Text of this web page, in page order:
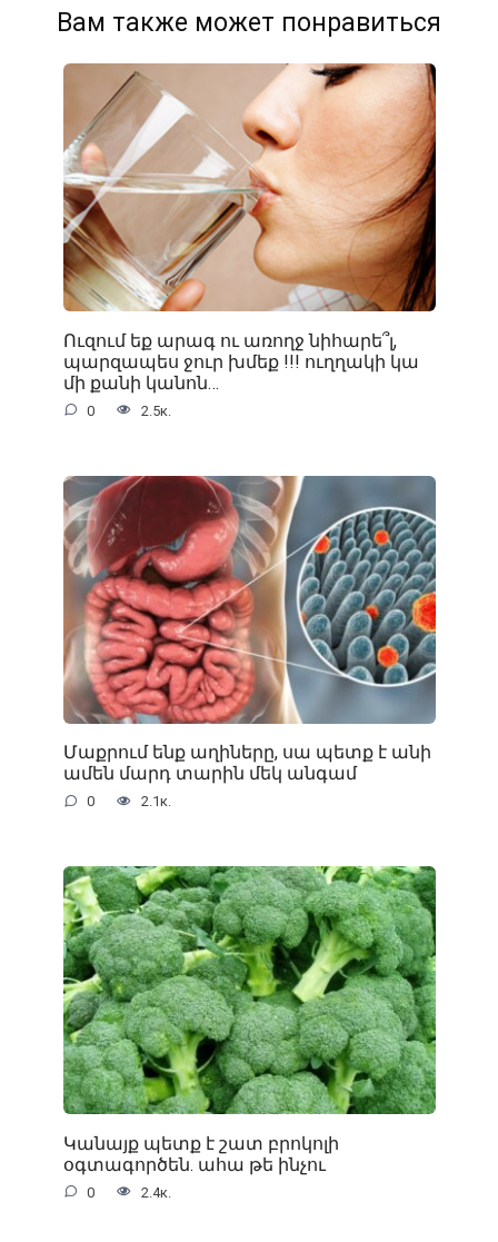
Вам также может понравиться
Ուզում եք արագ ու առողջ նիհարե՞լ,
պարզապես ջուր խմեք !!! ուղղակի կա
մի քանի կանոն…
0 2.5к.
Մաքրում ենք աղիները, սա պետք է անի
ամեն մարդ տարին մեկ անգամ
0 2.1к.
Կանայք պետք է շատ բրոկոլի
օգտագործեն. ահա թե ինչու
0 2.4к.